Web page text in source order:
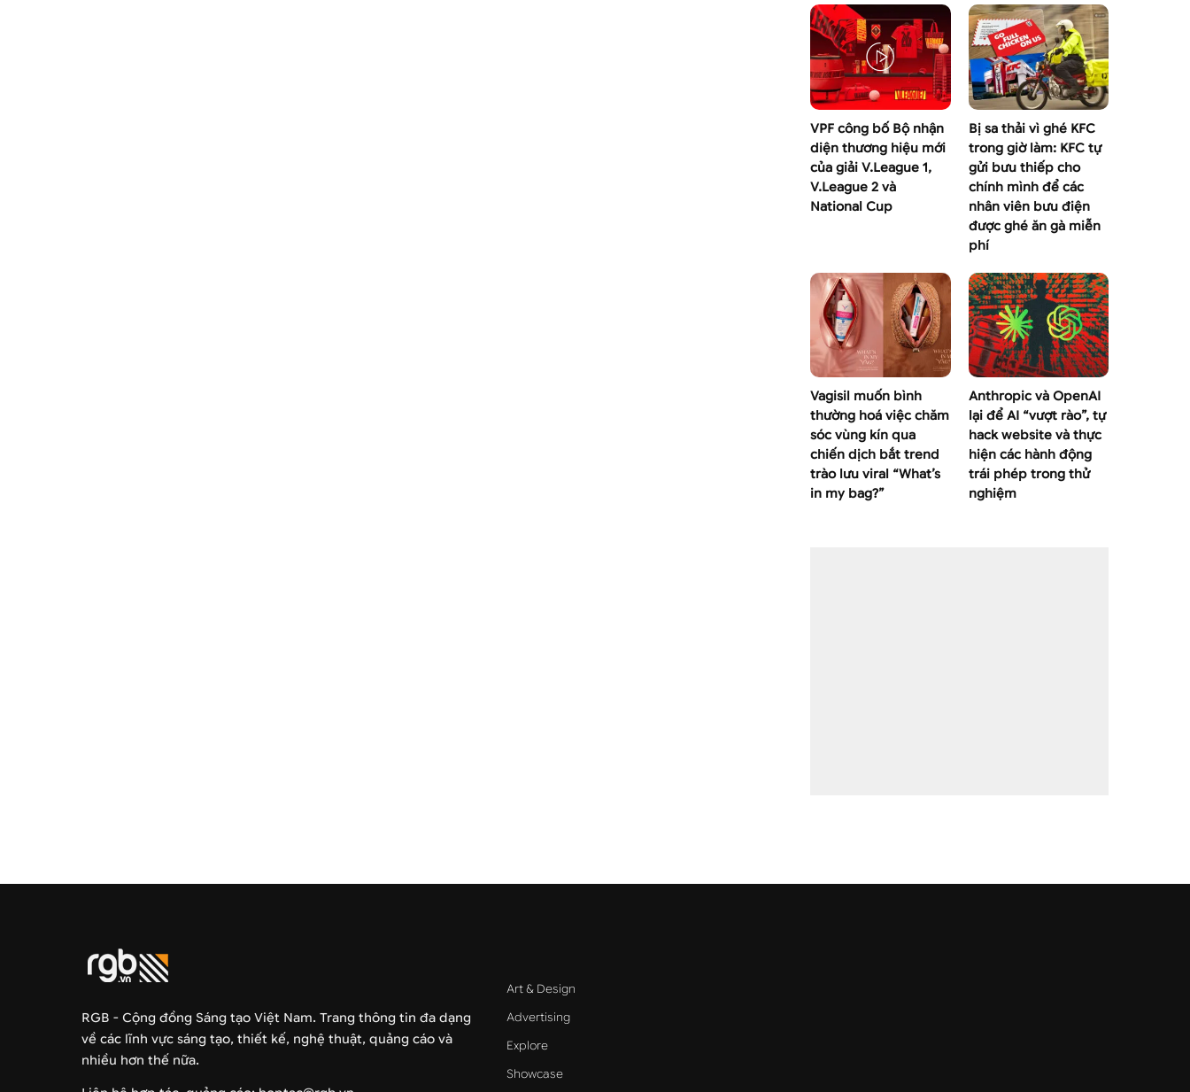
VPF công bố Bộ nhận
diện thương hiệu mới
của giải V.League 1,
V.League 2 và
National Cup
Bị sa thải vì ghé KFC
trong giờ làm: KFC tự
gửi bưu thiếp cho
chính mình để các
nhân viên bưu điện
được ghé ăn gà miễn
phí
Vagisil muốn bình
thường hoá việc chăm
sóc vùng kín qua
chiến dịch bắt trend
trào lưu viral “What’s
in my bag?”
Anthropic và OpenAI
lại để AI “vượt rào”, tự
hack website và thực
hiện các hành động
trái phép trong thử
nghiệm
RGB - Cộng đồng Sáng tạo Việt Nam. Trang thông tin đa dạng
về các lĩnh vực sáng tạo, thiết kế, nghệ thuật, quảng cáo và
nhiều hơn thế nữa.
Art & Design
Advertising
Explore
Showcase